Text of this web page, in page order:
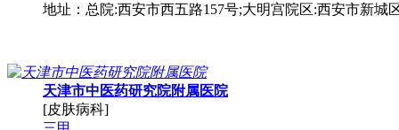
地址：总院:西安市西五路157号;大明宫院区:西安市新城
天津市中医药研究院附属医院
[皮肤病科]